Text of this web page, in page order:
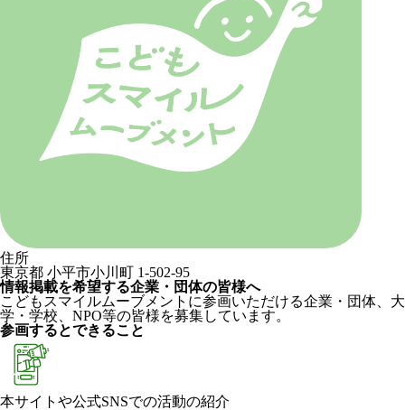
住所
東京都 小平市小川町 1-502-95
情報掲載を希望する企業・団体の皆様へ
こどもスマイルムーブメントに参画いただける企業・団体、大
学・学校、NPO等の皆様を募集しています。
参画するとできること
本サイトや公式SNSでの活動の紹介